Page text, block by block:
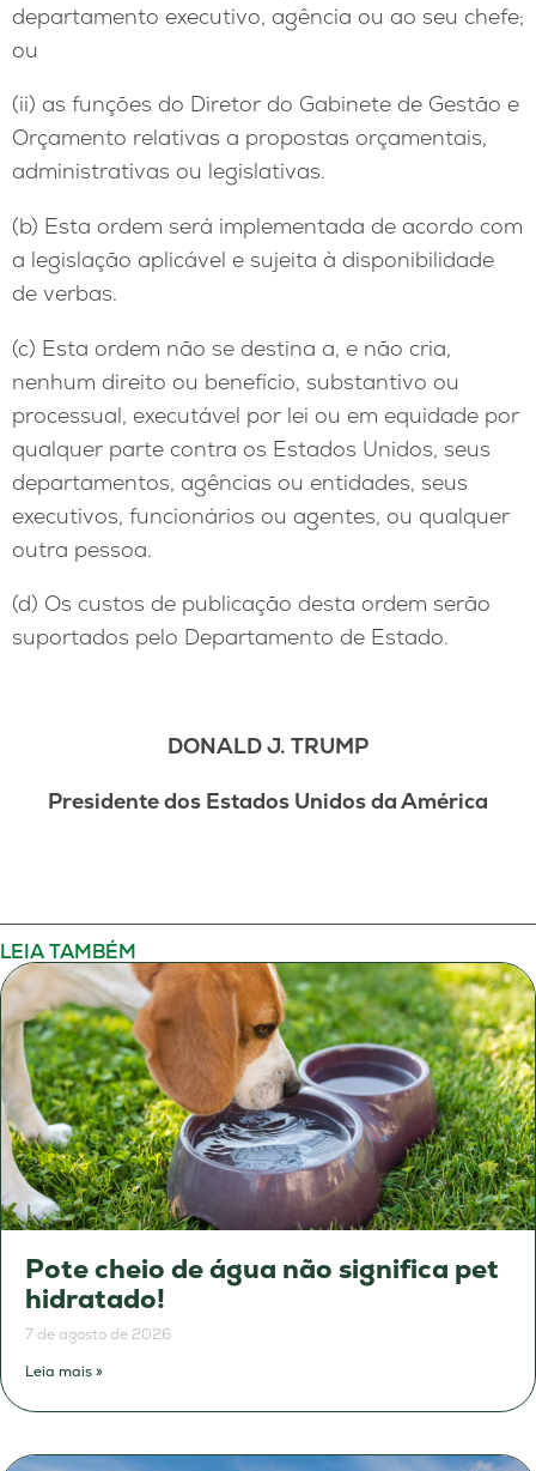
departamento executivo, agência ou ao seu chefe;
ou
(ii) as funções do Diretor do Gabinete de Gestão e
Orçamento relativas a propostas orçamentais,
administrativas ou legislativas.
(b) Esta ordem será implementada de acordo com
a legislação aplicável e sujeita à disponibilidade
de verbas.
(c) Esta ordem não se destina a, e não cria,
nenhum direito ou benefício, substantivo ou
processual, executável por lei ou em equidade por
qualquer parte contra os Estados Unidos, seus
departamentos, agências ou entidades, seus
executivos, funcionários ou agentes, ou qualquer
outra pessoa.
(d) Os custos de publicação desta ordem serão
suportados pelo Departamento de Estado.
DONALD J. TRUMP
Presidente dos Estados Unidos da América
LEIA TAMBÉM
Pote cheio de água não significa pet
hidratado!
7 de agosto de 2026
Leia mais »